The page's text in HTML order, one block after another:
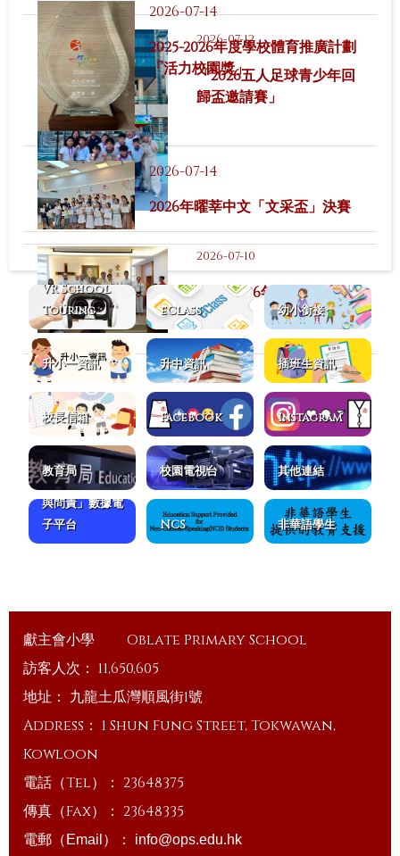
2026-07-12
「2026五人足球青少年回
歸盃邀請賽」
2026-07-10
2025-2026年度結業禮
2026-07-14
2025-2026年度學校體育推廣計劃
「活力校園獎」
2026-07-14
2026年曜莘中文「文采盃」決賽
VR School
Touring
eClass 幼小銜接
升小一資訊 升中資訊 插班生資訊
校長信箱 Facebook Instagram
教育局 校園電視台 其他連結
ESDA「學校發展
與問責」數據電
子平台
NCS 非華語學生
獻主會小學
Oblate Primary School
訪客人次： 11,650,605
地址： 九龍土瓜灣順風街1號
Address： 1 Shun Fung Street, Tokwawan,
Kowloon
電話（Tel）： 23648375
傳真（Fax）： 23648335
電郵（Email）： info@ops.edu.hk